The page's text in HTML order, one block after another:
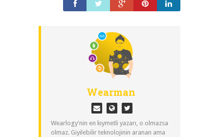
Wearman
Wearlogy'nin en kıymetli yazarı, o olmazsa
olmaz. Giyilebilir teknolojinin aranan ama